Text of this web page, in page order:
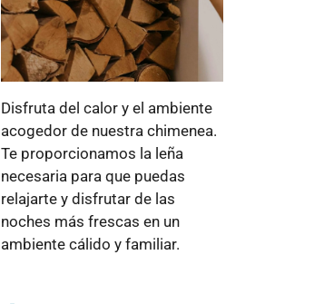
Disfruta del calor y el ambiente
acogedor de nuestra chimenea.
Te proporcionamos la leña
necesaria para que puedas
relajarte y disfrutar de las
noches más frescas en un
ambiente cálido y familiar.